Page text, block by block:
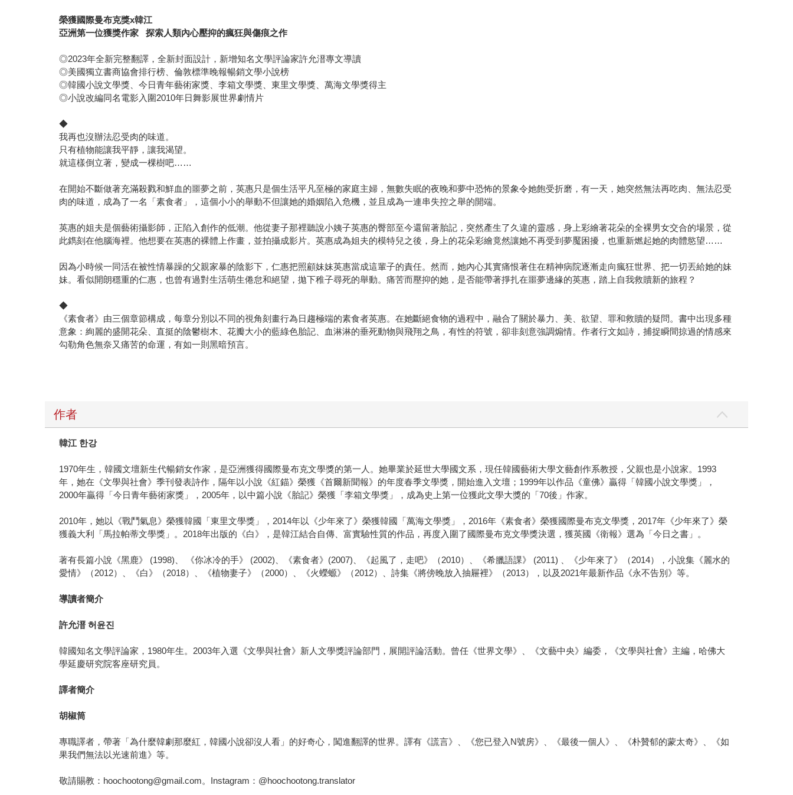
榮獲國際曼布克獎x韓江
亞洲第一位獲獎作家 探索人類內心壓抑的瘋狂與傷痕之作
◎2023年全新完整翻譯，全新封面設計，新增知名文學評論家許允溍專文導讀
◎美國獨立書商協會排行榜、倫敦標準晚報暢銷文學小說榜
◎韓國小說文學獎、今日青年藝術家獎、李箱文學獎、東里文學獎、萬海文學獎得主
◎小說改編同名電影入圍2010年日舞影展世界劇情片
◆
我再也沒辦法忍受肉的味道。
只有植物能讓我平靜，讓我渴望。
就這樣倒立著，變成一棵樹吧……
在開始不斷做著充滿殺戮和鮮血的噩夢之前，英惠只是個生活平凡至極的家庭主婦，無數失眠的夜晚和夢中恐怖的景象令她飽受折磨，有一天，她突然無法再吃肉、無法忍受
肉的味道，成為了一名「素食者」，這個小小的舉動不但讓她的婚姻陷入危機，並且成為一連串失控之舉的開端。
英惠的姐夫是個藝術攝影師，正陷入創作的低潮。他從妻子那裡聽說小姨子英惠的臀部至今還留著胎記，突然產生了久違的靈感，身上彩繪著花朵的全裸男女交合的場景，從
此鐫刻在他腦海裡。他想要在英惠的裸體上作畫，並拍攝成影片。英惠成為姐夫的模特兒之後，身上的花朵彩繪竟然讓她不再受到夢魘困擾，也重新燃起她的肉體慾望……
因為小時候一同活在被性情暴躁的父親家暴的陰影下，仁惠把照顧妹妹英惠當成這輩子的責任。然而，她內心其實痛恨著住在精神病院逐漸走向瘋狂世界、把一切丟給她的妹
妹。看似開朗穩重的仁惠，也曾有過對生活萌生倦怠和絕望，拋下稚子尋死的舉動。痛苦而壓抑的她，是否能帶著掙扎在噩夢邊緣的英惠，踏上自我救贖新的旅程？
◆
《素食者》由三個章節構成，每章分別以不同的視角刻畫行為日趨極端的素食者英惠。在她斷絕食物的過程中，融合了關於暴力、美、欲望、罪和救贖的疑問。書中出現多種
意象：絢麗的盛開花朵、直挺的陰鬱樹木、花瓣大小的藍綠色胎記、血淋淋的垂死動物與飛翔之鳥，有性的符號，卻非刻意強調煽情。作者行文如詩，捕捉瞬間掠過的情感來
勾勒角色無奈又痛苦的命運，有如一則黑暗預言。
作者
韓江 한강
1970年生，韓國文壇新生代暢銷女作家，是亞洲獲得國際曼布克文學獎的第一人。她畢業於延世大學國文系，現任韓國藝術大學文藝創作系教授，父親也是小說家。1993
年，她在《文學與社會》季刊發表詩作，隔年以小說《紅錨》榮獲《首爾新聞報》的年度春季文學獎，開始進入文壇；1999年以作品《童佛》贏得「韓國小說文學獎」，
2000年贏得「今日青年藝術家獎」，2005年，以中篇小說《胎記》榮獲「李箱文學獎」，成為史上第一位獲此文學大獎的「70後」作家。
2010年，她以《戰鬥氣息》榮獲韓國「東里文學獎」，2014年以《少年來了》榮獲韓國「萬海文學獎」，2016年《素食者》榮獲國際曼布克文學獎，2017年《少年來了》榮
獲義大利「馬拉帕蒂文學獎」。2018年出版的《白》，是韓江結合自傳、富實驗性質的作品，再度入圍了國際曼布克文學獎決選，獲英國《衛報》選為「今日之書」。
著有長篇小說《黑鹿》 (1998)、 《你冰冷的手》 (2002)、《素食者》(2007)、《起風了，走吧》（2010）、《希臘語課》 (2011) 、《少年來了》（2014），小說集《麗水的
愛情》（2012）、《白》（2018）、《植物妻子》（2000）、《火蠑螈》（2012）、詩集《將傍晚放入抽屜裡》（2013），以及2021年最新作品《永不告別》等。
導讀者簡介
許允溍 허윤진
韓國知名文學評論家，1980年生。2003年入選《文學與社會》新人文學獎評論部門，展開評論活動。曾任《世界文學》、《文藝中央》編委，《文學與社會》主編，哈佛大
學延慶研究院客座研究員。
譯者簡介
胡椒筒
專職譯者，帶著「為什麼韓劇那麼紅，韓國小說卻沒人看」的好奇心，闖進翻譯的世界。譯有《謊言》、《您已登入N號房》、《最後一個人》、《朴贊郁的蒙太奇》、《如
果我們無法以光速前進》等。
敬請賜教：hoochootong@gmail.com。Instagram：@hoochootong.translator